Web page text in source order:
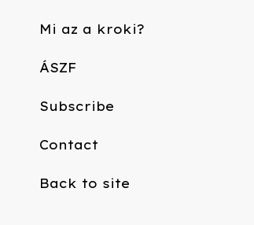
Mi az a kroki?
ÁSZF
Subscribe
Contact
Back to site